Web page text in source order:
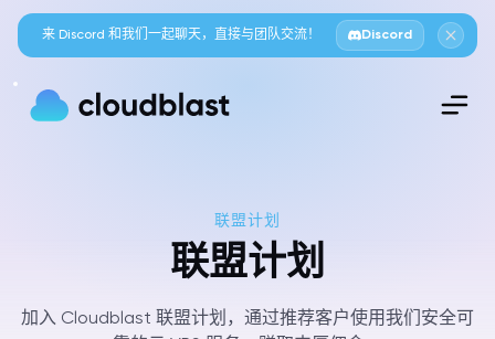
来 Discord 和我们一起聊天，直接与团队交流！ Discord
联盟计划
联盟计划
加入 Cloudblast 联盟计划，通过推荐客户使用我们安全可